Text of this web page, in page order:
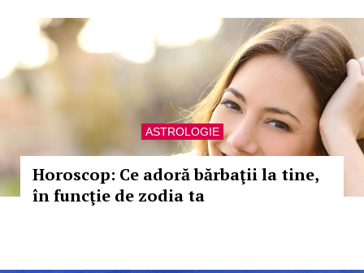
ASTROLOGIE
Horoscop: Ce adoră bărbaţii la tine,
în funcţie de zodia ta